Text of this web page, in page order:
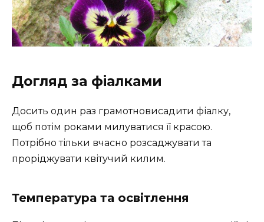
Догляд за фіалками
Досить один раз грамотновисадити фіалку,
щоб потім роками милуватися її красою.
Потрібно тільки вчасно розсаджувати та
проріджувати квітучий килим.
Температура та освітлення